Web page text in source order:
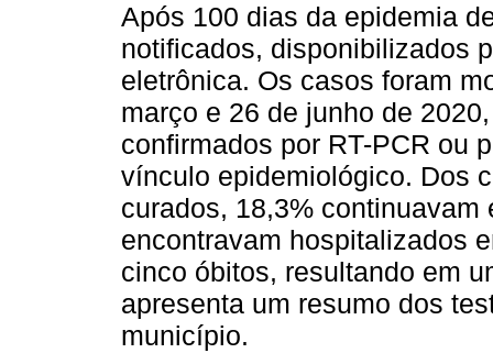
Após 100 dias da epidemia
notificados, disponibilizados
eletrônica. Os casos foram
março e 26 de junho de
confirmados por RT-PCR ou
vínculo epidemiológico. Dos
curados, 18,3%
encontravam hospitalizados
cinco óbitos, resultando em
apresenta um resumo dos
município.